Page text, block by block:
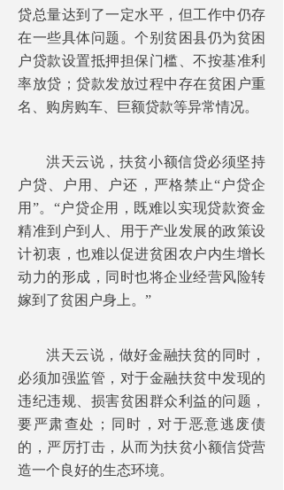
贷总量达到了一定水平，但工作中仍存
在一些具体问题。个别贫困县仍为贫困
户贷款设置抵押担保门槛、不按基准利
率放贷；贷款发放过程中存在贫困户重
名、购房购车、巨额贷款等异常情况。
洪天云说，扶贫小额信贷必须坚持
户贷、户用、户还，严格禁止“户贷企
用”。“户贷企用，既难以实现贷款资金
精准到户到人、用于产业发展的政策设
计初衷，也难以促进贫困农户内生增长
动力的形成，同时也将企业经营风险转
嫁到了贫困户身上。”
洪天云说，做好金融扶贫的同时，
必须加强监管，对于金融扶贫中发现的
违纪违规、损害贫困群众利益的问题，
要严肃查处；同时，对于恶意逃废债
的，严厉打击，从而为扶贫小额信贷营
造一个良好的生态环境。